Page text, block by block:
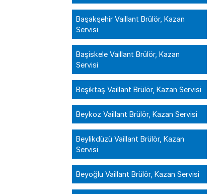
Başakşehir Vaillant Brülör, Kazan
Servisi
Başiskele Vaillant Brülör, Kazan
Servisi
Beşiktaş Vaillant Brülör, Kazan Servisi
Beykoz Vaillant Brülör, Kazan Servisi
Beylikdüzü Vaillant Brülör, Kazan
Servisi
Beyoğlu Vaillant Brülör, Kazan Servisi